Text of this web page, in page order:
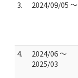
3.
2024/09/05 ～
4.
2024/06 ～
2025/03